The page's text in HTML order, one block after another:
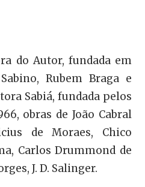
do Autor, fundada em
Rubem Braga e
Sabiá, fundada pelos
obras de João Cabral
de Moraes, Chico
Carlos Drummond de
J. D. Salinger.